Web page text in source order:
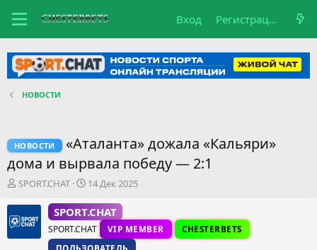
Вход Регистрация
НОВОСТИ
НОВОСТИ
«Аталанта» дожала «Кальяри»
дома и вырвала победу — 2:1
А
т
о
SPORT.CHAT
Д
т
а
н
а
14 Дек 2025
SPORT.CHAT
SPORT.CHAT VIP MEMBER
CHESTERBETS